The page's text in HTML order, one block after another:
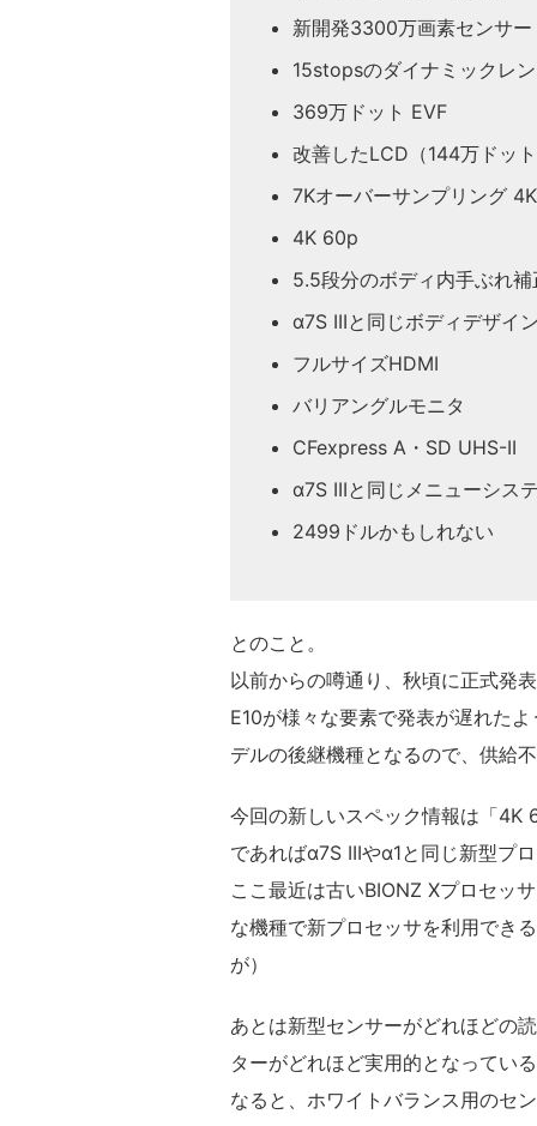
新開発3300万画素センサー
15stopsのダイナミックレ
369万ドット EVF
改善したLCD（144万ドッ
7Kオーバーサンプリング
4K 60p
5.5段分のボディ内手ぶれ
α7S IIIと同じボディデザイ
フルサイズHDMI
バリアングルモニタ
CFexpress A・SD UHS-II
α7S IIIと同じメニューシス
2499ドルかもしれない
とのこと。
以前からの噂通り、秋頃に正式発
E10が様々な要素で発表が遅れた
デルの後継機種となるので、供給
今回の新しいスペック情報は「4K
であればα7S IIIやα1と同じ新型プ
ここ最近は古いBIONZ Xプロセッ
な機種で新プロセッサを利用でき
が）
あとは新型センサーがどれほどの
ターがどれほど実用的となってい
なると、ホワイトバランス用のセ